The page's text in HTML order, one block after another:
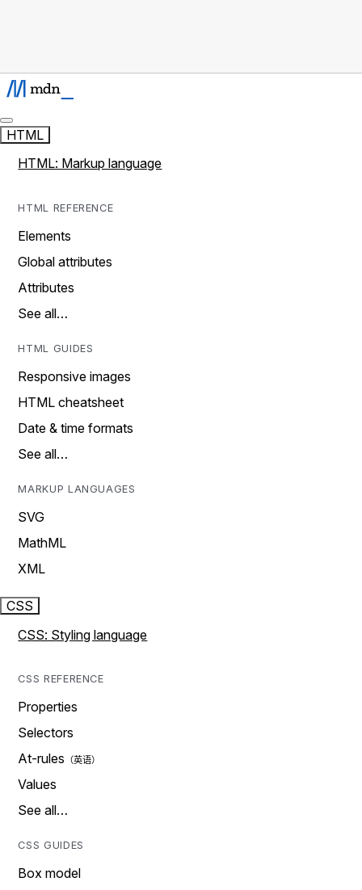
HTML
HTML: Markup language
HTML REFERENCE
Elements
Global attributes
Attributes
See all…
HTML GUIDES
Responsive images
HTML cheatsheet
Date & time formats
See all…
MARKUP LANGUAGES
SVG
MathML
XML
CSS
CSS: Styling language
CSS REFERENCE
Properties
Selectors
At-rules
Values
See all…
CSS GUIDES
Box model